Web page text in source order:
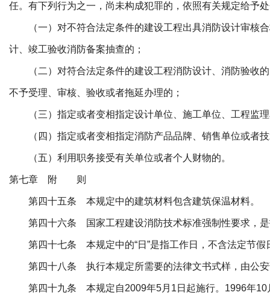
任。有下列行为之一，尚未构成犯罪的，依照有关规定给予
（一）对不符合法定条件的建设工程出具消防设计审核合
计、竣工验收消防备案抽查的；
（二）对符合法定条件的建设工程消防设计、消防验收的
不予受理、审核、验收或者拖延办理的；
（三）指定或者变相指定设计单位、施工单位、工程监理
（四）指定或者变相指定消防产品品牌、销售单位或者技
（五）利用职务接受有关单位或者个人财物的。
第七章 附 则
第四十五条 本规定中的建筑材料包含建筑保温材料。
第四十六条 国家工程建设消防技术标准强制性要求，是
第四十七条 本规定中的“日”是指工作日，不含法定节假
第四十八条 执行本规定所需要的法律文书式样，由公安
第四十九条 本规定自2009年5月1日起施行。1996年10